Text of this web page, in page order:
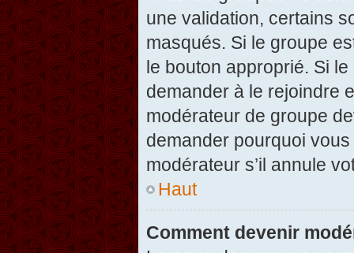
une validation, certains
masqués. Si le groupe
le bouton approprié. Si
demander à le rejoindre
modérateur de groupe
demander pourquoi
modérateur s’il annule
Haut
Comment devenir